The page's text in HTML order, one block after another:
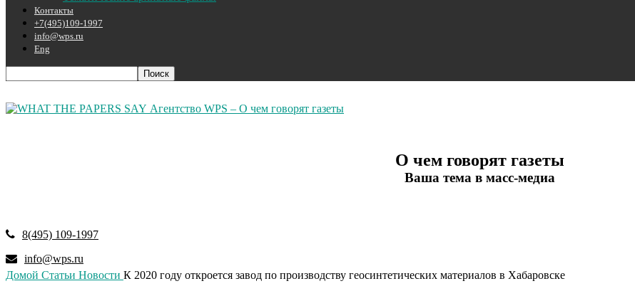
Контакты
+7(495)109-1997
info@wps.ru
Eng
Агентство WPS – О чем говорят газеты
О чем говорят газеты
Ваша тема в масс-медиа
8(495) 109-1997
info@wps.ru
Домой Статьи Новости К 2020 году откроется завод по производству геосинтетических материалов в Хабаровске